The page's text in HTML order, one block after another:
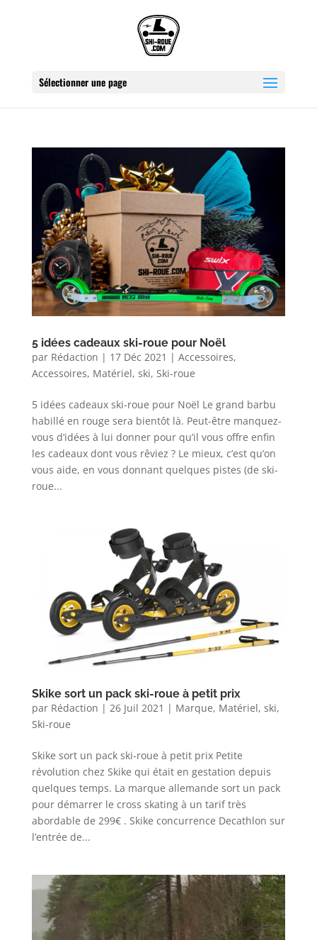
Sélectionner une page
5 idées cadeaux ski-roue pour Noël
par Rédaction | 17 Déc 2021 | Accessoires,
Accessoires, Matériel, ski, Ski-roue
5 idées cadeaux ski-roue pour Noël Le grand barbu
habillé en rouge sera bientôt là. Peut-être manquez-
vous d’idées à lui donner pour qu’il vous offre enfin
les cadeaux dont vous rêviez ? Le mieux, c’est qu’on
vous aide, en vous donnant quelques pistes (de ski-
roue...
Skike sort un pack ski-roue à petit prix
par Rédaction | 26 Juil 2021 | Marque, Matériel, ski,
Ski-roue
Skike sort un pack ski-roue à petit prix Petite
révolution chez Skike qui était en gestation depuis
quelques temps. La marque allemande sort un pack
pour démarrer le cross skating à un tarif très
abordable de 299€ . Skike concurrence Decathlon sur
l’entrée de...